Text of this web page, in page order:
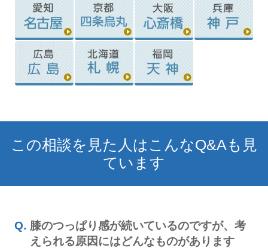
この相談を見た人はこんなQ&Aも見
ています
膝のつっぱり感が続いているのですが、考
えられる原因にはどんなものがあります